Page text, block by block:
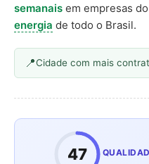
semanais em empresas
energia de todo o Brasil.
Cidade com mais
47